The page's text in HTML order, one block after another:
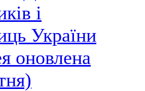
і
України
оновлена